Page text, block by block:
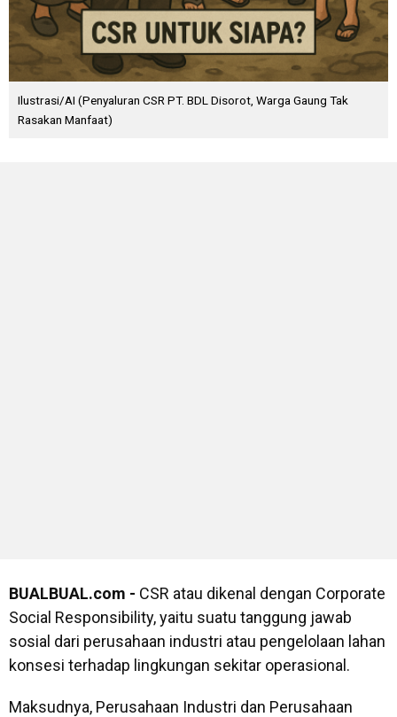
Ilustrasi/AI (Penyaluran CSR PT. BDL Disorot, Warga Gaung Tak
Rasakan Manfaat)
BUALBUAL.com - CSR atau dikenal dengan Corporate
Social Responsibility, yaitu suatu tanggung jawab
sosial dari perusahaan industri atau pengelolaan lahan
konsesi terhadap lingkungan sekitar operasional.
Maksudnya, Perusahaan Industri dan Perusahaan